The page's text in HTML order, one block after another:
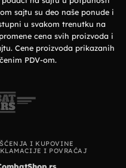
sajtu su deo naše ponude i
u svakom trenutku na
cena svih proizvoda i
Cene proizvoda prikazanih
PDV-om.
I KUPOVINE
I POVRAĆAJ